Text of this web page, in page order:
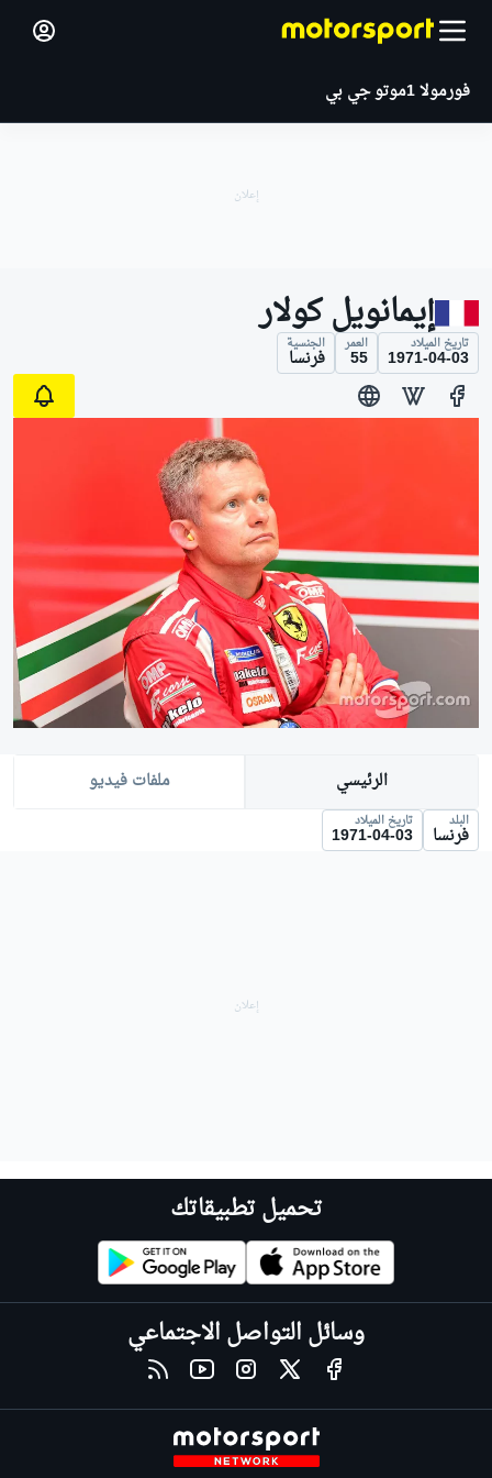
فورمولا 1 موتو جي بي
إيمانويل كولار
تاريخ الميلاد
1971-04-03
العمر
55
الجنسية
فرنسا
الرئيسي ملفات فيديو
البلد
فرنسا
تاريخ الميلاد
1971-04-03
تحميل تطبيقاتك
وسائل التواصل الاجتماعي